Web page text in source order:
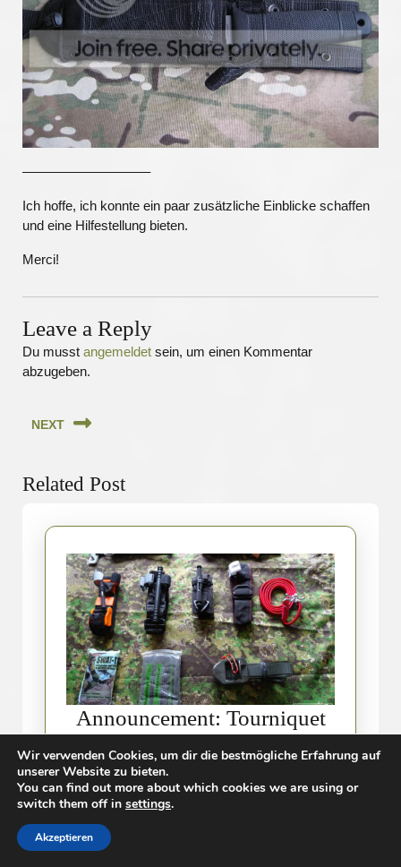
—————————–
Ich hoffe, ich konnte ein paar zusätzliche Einblicke schaffen
und eine Hilfestellung bieten.
Merci!
Leave a Reply
Du musst angemeldet sein, um einen Kommentar
abzugeben.
NEXT
post:
Related Post
Announcement: Tourniquet
Tuesday
Tuesday
21. Mai 201921.
| Pine SurveyPine
|
0
Comment
Wir verwenden Cookies, um dir die bestmögliche Erfahrung auf
unserer Website zu bieten.
You can find out more about which cookies we are using or
switch them off in settings.
Akzeptieren